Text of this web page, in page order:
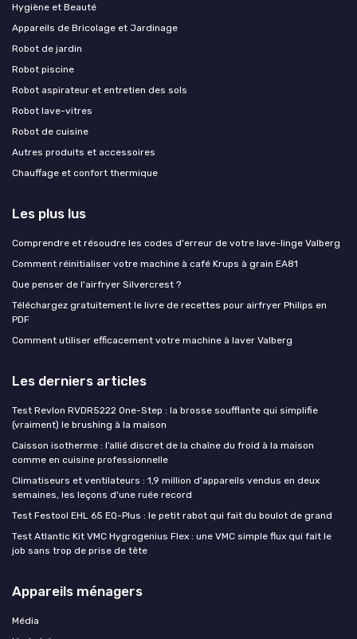
Hygiène et Beauté
Appareils de Bricolage et Jardinage
Robot de jardin
Robot piscine
Robot aspirateur et entretien des sols
Robot lave-vitres
Robot de cuisine
Autres produits et accessoires
Chauffage et confort thermique
Les plus lus
Comprendre et résoudre les codes d'erreur de votre lave-linge Valberg
Comment réinitialiser votre machine à café Krups à grain EA81
Que penser de l'airfryer Silvercrest ?
Téléchargez gratuitement le livre de recettes pour airfryer Philips en
PDF
Comment utiliser efficacement votre machine à laver Valberg
Les derniers articles
Test Revlon RVDR5222 One-Step : la brosse soufflante qui simplifie
(vraiment) le brushing à la maison
Caisson isotherme : l’allié discret de la chaîne du froid à la maison
comme en cuisine professionnelle
Climatiseurs et ventilateurs : 1,9 million d'appareils vendus en deux
semaines, les leçons d'une ruée record
Test Festool EHL 65 EQ-Plus : le petit rabot qui fait du boulot de grand
Test Atlantic Kit VMC Hygrogenius Flex : une VMC simple flux qui fait le
job sans trop de prise de tête
Appareils ménagers
Média